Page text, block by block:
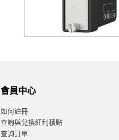
會員中心
如何註冊
查詢與兌換紅利積點
查詢訂單